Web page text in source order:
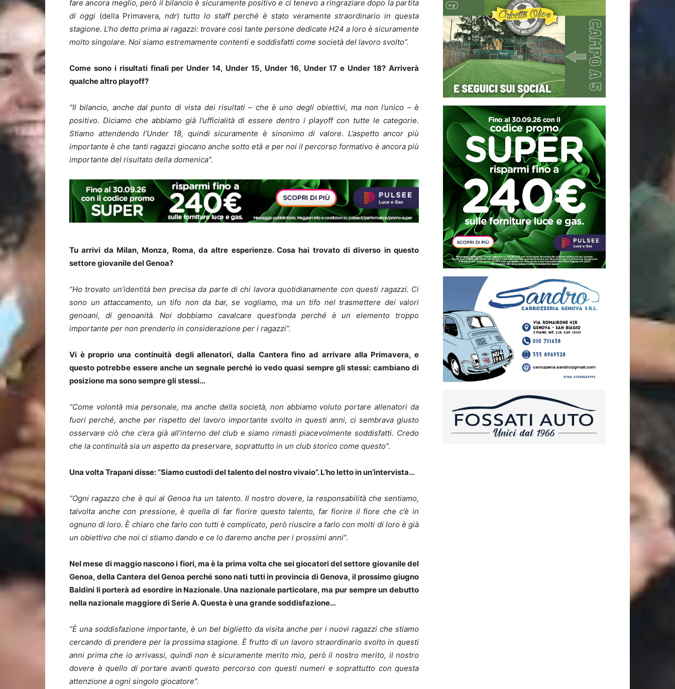
fare ancora meglio, però il bilancio è sicuramente positivo e ci tenevo a ringraziare dopo la partita
di oggi(della Primavera,ndr) tutto lo staff perché è stato veramente straordinario in questa
stagione. L’ho detto prima ai ragazzi: trovare così tante persone dedicate H24 a loro è sicuramente
molto singolare. Noi siamo estremamente contenti e soddisfatti come società del lavoro svolto”.
Come sono i risultati finali per Under 14, Under 15, Under 16, Under 17 e Under 18? Arriverà
qualche altro playoff?
“Il bilancio, anche dal punto di vista dei risultati – che è uno degli obiettivi, ma non l’unico – è
positivo. Diciamo che abbiamo già l’ufficialità di essere dentro i playoff con tutte le categorie.
Stiamo attendendo l’Under 18, quindi sicuramente è sinonimo di valore. L’aspetto ancor più
importante è che tanti ragazzi giocano anche sotto età e per noi il percorso formativo è ancora più
importante del risultato della domenica”.
Tu arrivi da Milan, Monza, Roma, da altre esperienze. Cosa hai trovato di diverso in questo
settore giovanile del Genoa?
“Ho trovato un’identità ben precisa da parte di chi lavora quotidianamente con questi ragazzi. Ci
sono un attaccamento, un tifo non da bar, se vogliamo, ma un tifo nel trasmettere dei valori
genoani, di genoanità. Noi dobbiamo cavalcare quest’onda perché è un elemento troppo
importante per non prenderlo in considerazione per i ragazzi”.
Vi è proprio una continuità degli allenatori, dalla Cantera fino ad arrivare alla Primavera, e
questo potrebbe essere anche un segnale perché io vedo quasi sempre gli stessi: cambiano di
posizione ma sono sempre gli stessi…
“Come volontà mia personale, ma anche della società, non abbiamo voluto portare allenatori da
fuori perché, anche per rispetto del lavoro importante svolto in questi anni, ci sembrava giusto
osservare ciò che c’era già all’interno del club e siamo rimasti piacevolmente soddisfatti. Credo
che la continuità sia un aspetto da preservare, soprattutto in un club storico come questo”.
Una volta Trapani disse: “Siamo custodi del talento del nostro vivaio”. L’ho letto in un’intervista…
“Ogni ragazzo che è qui al Genoa ha un talento. Il nostro dovere, la responsabilità che sentiamo,
talvolta anche con pressione, è quella di far fiorire questo talento, far fiorire il fiore che c’è in
ognuno di loro. È chiaro che farlo con tutti è complicato, però riuscire a farlo con molti di loro è già
un obiettivo che noi ci stiamo dando e ce lo daremo anche per i prossimi anni”.
Nel mese di maggio nascono i fiori, ma è la prima volta che sei giocatori del settore giovanile del
Genoa, della Cantera del Genoa perché sono nati tutti in provincia di Genova, il prossimo giugno
Baldini li porterà ad esordire in Nazionale. Una nazionale particolare, ma pur sempre un debutto
nella nazionale maggiore di Serie A. Questa è una grande soddisfazione…
“È una soddisfazione importante, è un bel biglietto da visita anche per i nuovi ragazzi che stiamo
cercando di prendere per la prossima stagione. È frutto di un lavoro straordinario svolto in questi
anni prima che io arrivassi, quindi non è sicuramente merito mio, però il nostro merito, il nostro
dovere è quello di portare avanti questo percorso con questi numeri e soprattutto con questa
attenzione a ogni singolo giocatore”.